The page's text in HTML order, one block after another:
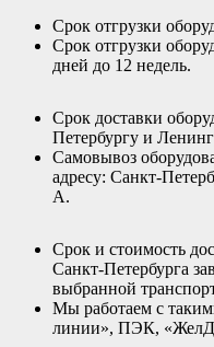
Срок отгрузки
Срок отгрузки
дней до 12 недель.
Срок доставки
Петербургу и
Самовывоз
адресу: Санкт-
А.
Срок и стоимость
Санкт-Петербурга
выбранной
Мы работаем с
линии», ПЭК,